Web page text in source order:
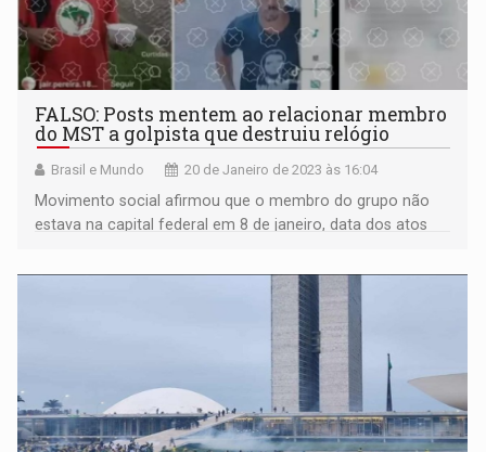
FALSO: Posts mentem ao relacionar membro
do MST a golpista que destruiu relógio
Brasil e Mundo 20 de Janeiro de 2023 às 16:04
Movimento social afirmou que o membro do grupo não
estava na capital federal em 8 de janeiro, data dos atos